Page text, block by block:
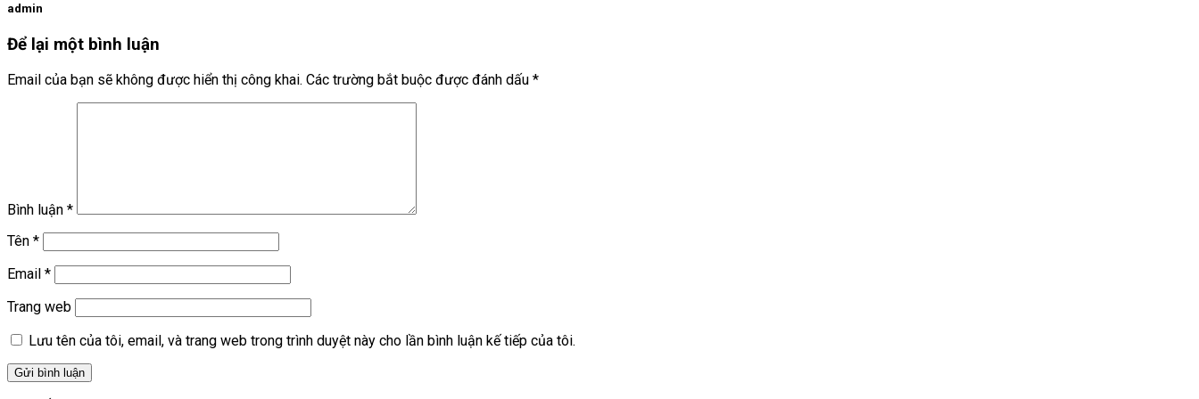
admin
Để lại một bình luận
Email của bạn sẽ không được hiển thị công khai. Các trường bắt buộc được đánh dấu *
Bình luận *
Tên *
Email *
Trang web
Lưu tên của tôi, email, và trang web trong trình duyệt này cho lần bình luận kế tiếp của tôi.